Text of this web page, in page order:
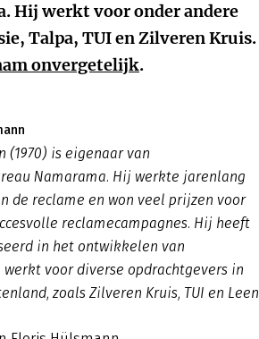
Hij werkt voor onder andere
Talpa, TUI en Zilveren Kruis.
onvergetelijk.
(1970) is eigenaar van
Namarama. Hij werkte jarenlang
de reclame en won veel prijzen voor
reclamecampagnes. Hij heeft
in het ontwikkelen van
voor diverse opdrachtgevers in
zoals Zilveren Kruis, TUI en Leen